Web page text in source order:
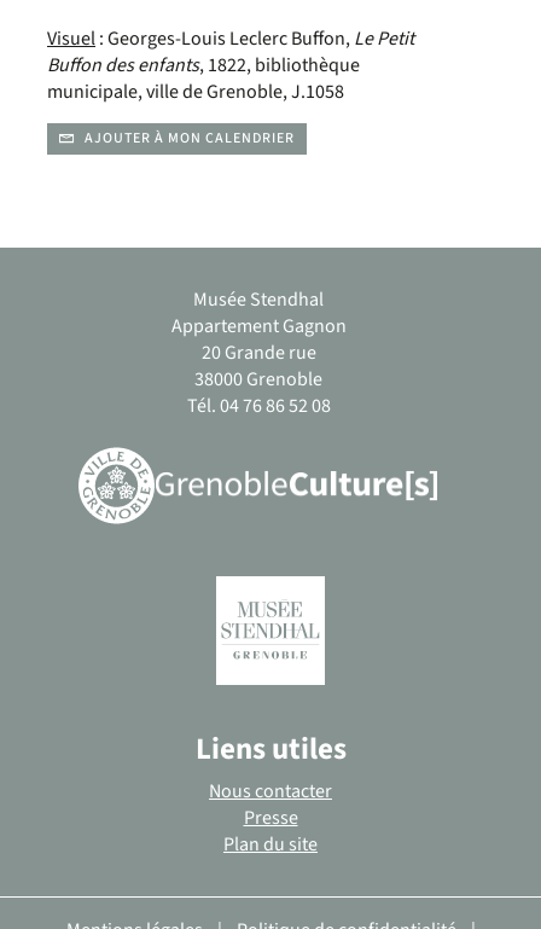
Visuel: Georges-Louis Leclerc Buffon,Le Petit
Buffon des enfants, 1822, bibliothèque
municipale, ville de Grenoble, J.1058
AJOUTER À MON CALENDRIER
Musée Stendhal
Appartement Gagnon
20 Grande rue
38000 Grenoble
Tél. 04 76 86 52 08
Liens utiles
Nous contacter
Presse
Plan du site